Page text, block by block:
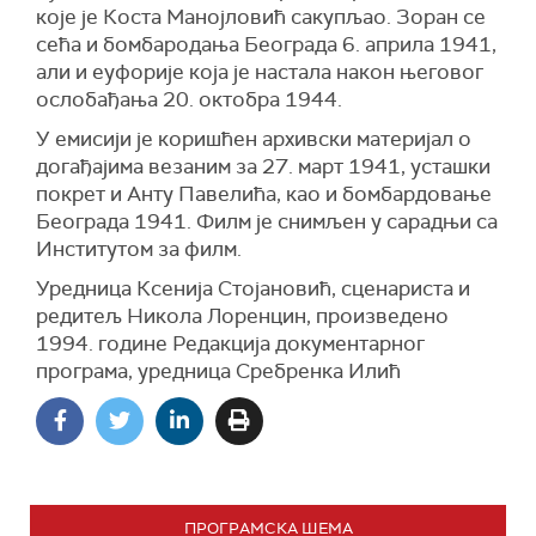
које је Коста Манојловић сакупљао. Зоран се
сећа и бомбародања Београда 6. априла 1941,
али и еуфорије која је настала након његовог
ослобађања 20. октобра 1944.
У емисији је коришћен архивски материјал о
догађајима везаним за 27. март 1941, усташки
покрет и Анту Павелића, као и бомбардовање
Београда 1941. Филм је снимљен у сарадњи са
Институтом за филм.
Уредница Ксенија Стојановић, сценариста и
редитељ Никола Лоренцин, произведено
1994. године Редакција документарног
програма, уредница Сребренка Илић
ПРОГРАМСКА ШЕМА